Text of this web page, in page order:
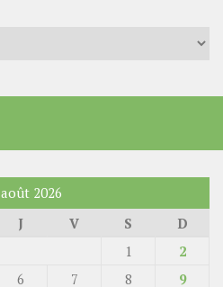
août 2026
J V S
D
1
2
6 7 8
9